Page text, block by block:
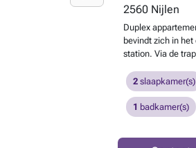
2560 Nijlen
Duplex
bevindt zich in
station. Via de
douche, ligbad
Bijzonderheden:
openbaar vervoer
2 slaapkamer(s)
1 badkamer(s)